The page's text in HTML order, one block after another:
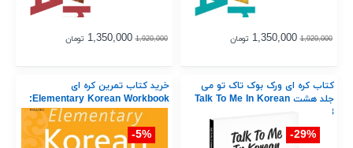
1,920,000
1,350,000 تومان 1,920,000
1,350,000 تومان
کتاب کره ای ورک بوک تاک تو می
جلد هشت Talk To Me In Korean
Workbook Level 8
29%-
خرید کتاب تمرین کره ای
Elementary Korean Workbook:
5%-